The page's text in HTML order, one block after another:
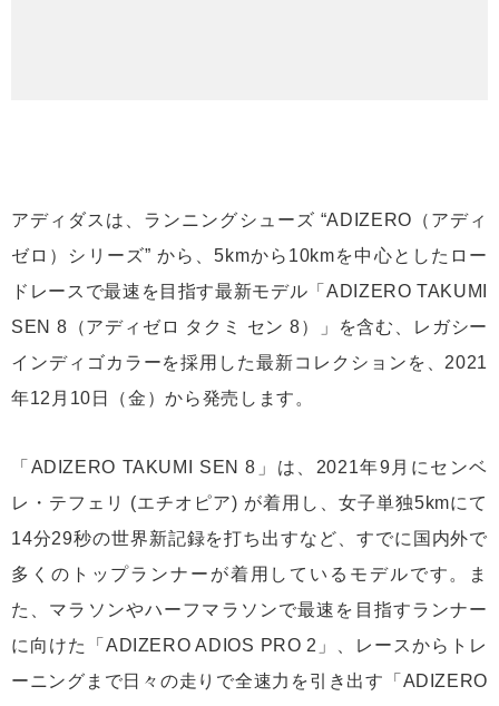
アディダスは、ランニングシューズ “ADIZERO（アディ
ゼロ）シリーズ” から、5kmから10kmを中心としたロー
ドレースで最速を目指す最新モデル「ADIZERO TAKUMI
SEN 8（アディゼロ タクミ セン 8）」を含む、レガシー
インディゴカラーを採用した最新コレクションを、2021
年12月10日（金）から発売します。
「ADIZERO TAKUMI SEN 8」は、2021年9月にセンベ
レ・テフェリ (エチオピア) が着用し、女子単独5kmにて
14分29秒の世界新記録を打ち出すなど、すでに国内外で
多くのトップランナーが着用しているモデルです。ま
た、マラソンやハーフマラソンで最速を目指すランナー
に向けた「ADIZERO ADIOS PRO 2」、レースからトレ
ーニングまで日々の走りで全速力を引き出す「ADIZERO